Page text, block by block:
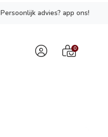
Persoonlijk advies? app ons!
0